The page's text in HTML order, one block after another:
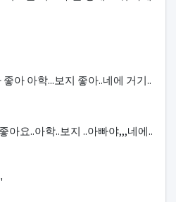
아 아학...보지 좋아..네에 거기..
아요..아학..보지 ..아빠야,,,네에..